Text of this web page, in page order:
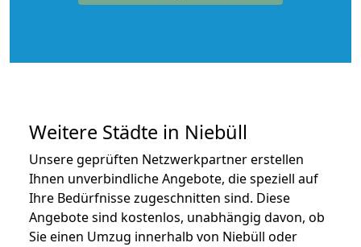
Weitere Städte in Niebüll
Unsere geprüften Netzwerkpartner erstellen
Ihnen unverbindliche Angebote, die speziell auf
Ihre Bedürfnisse zugeschnitten sind. Diese
Angebote sind kostenlos, unabhängig davon, ob
Sie einen Umzug innerhalb von Niebüll oder